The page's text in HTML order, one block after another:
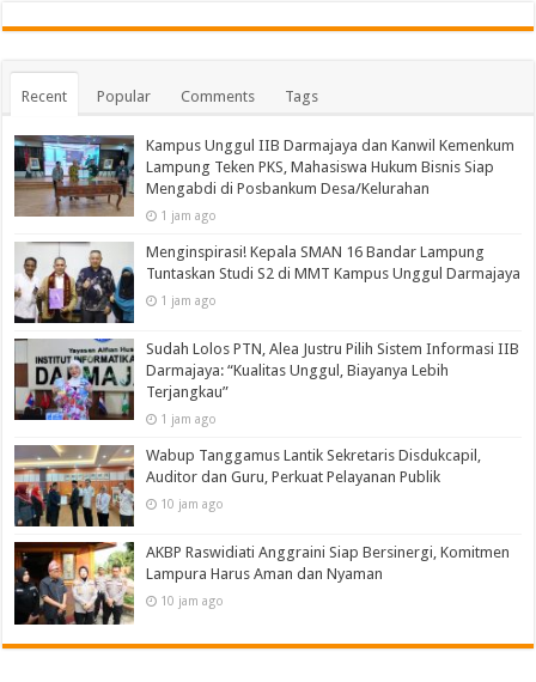
Recent Popular Comments Tags
Kampus Unggul IIB Darmajaya dan Kanwil Kemenkum
Lampung Teken PKS, Mahasiswa Hukum Bisnis Siap
Mengabdi di Posbankum Desa/Kelurahan
1 jam ago
Menginspirasi! Kepala SMAN 16 Bandar Lampung
Tuntaskan Studi S2 di MMT Kampus Unggul Darmajaya
1 jam ago
Sudah Lolos PTN, Alea Justru Pilih Sistem Informasi IIB
Darmajaya: “Kualitas Unggul, Biayanya Lebih
Terjangkau”
1 jam ago
Wabup Tanggamus Lantik Sekretaris Disdukcapil,
Auditor dan Guru, Perkuat Pelayanan Publik
10 jam ago
AKBP Raswidiati Anggraini Siap Bersinergi, Komitmen
Lampura Harus Aman dan Nyaman
10 jam ago